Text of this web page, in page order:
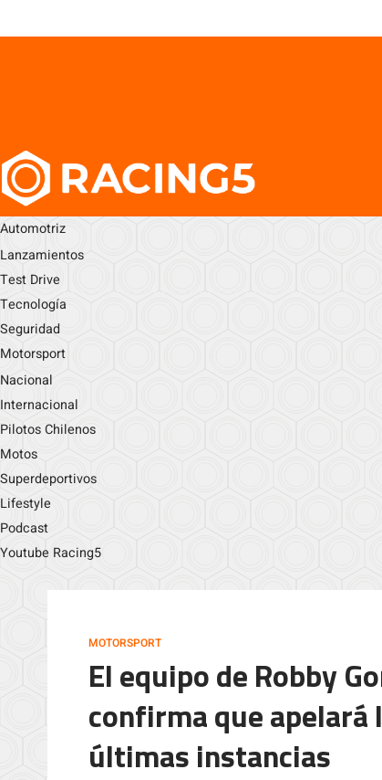
Automotriz
Lanzamientos
Test Drive
Tecnología
Seguridad
Motorsport
Nacional
Internacional
Pilotos Chilenos
Motos
Superdeportivos
Lifestyle
Podcast
Youtube Racing5
MOTORSPORT
El equipo de Robby
confirma que apelará
últimas instancias